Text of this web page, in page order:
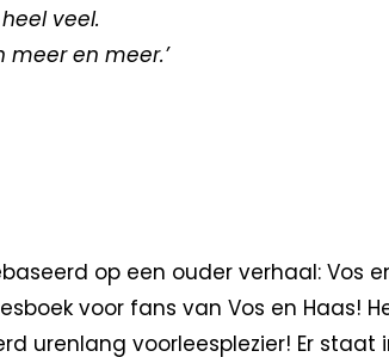
veel.
meer en meer.’
op een ouder verhaal: Vos
voor fans van Vos en Haas!
urenlang voorleesplezier! Er staat